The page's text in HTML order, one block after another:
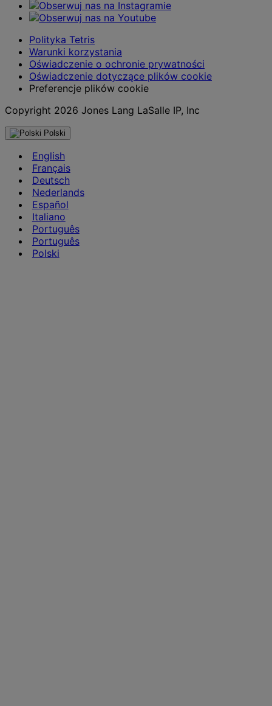
Polityka Tetris
Warunki korzystania
Oświadczenie o ochronie prywatności
Oświadczenie dotyczące plików cookie
Preferencje plików cookie
Copyright 2026 Jones Lang LaSalle IP, Inc
Polski
English
Français
Deutsch
Nederlands
Español
Italiano
Português
Português
Polski